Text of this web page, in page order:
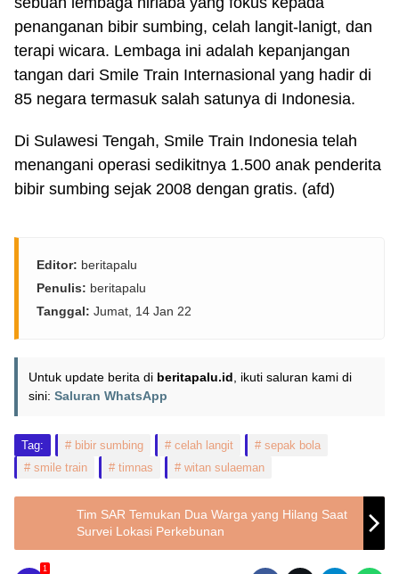
penanganan bibir sumbing, celah langit-lanigt, dan
terapi wicara. Lembaga ini adalah kepanjangan
tangan dari Smile Train Internasional yang hadir di
85 negara termasuk salah satunya di Indonesia.
Di Sulawesi Tengah, Smile Train Indonesia telah
menangani operasi sedikitnya 1.500 anak penderita
bibir sumbing sejak 2008 dengan gratis. (afd)
Editor: beritapalu
Penulis: beritapalu
Tanggal: Jumat, 14 Jan 22
Untuk update berita di beritapalu.id , ikuti saluran kami di
sini: Saluran WhatsApp
Tag: bibir sumbing celah langit
sepak bola
smile train
timnas witan sulaeman
Tim SAR Temukan Dua Warga yang Hilang Saat
Survei Lokasi Perkebunan
1